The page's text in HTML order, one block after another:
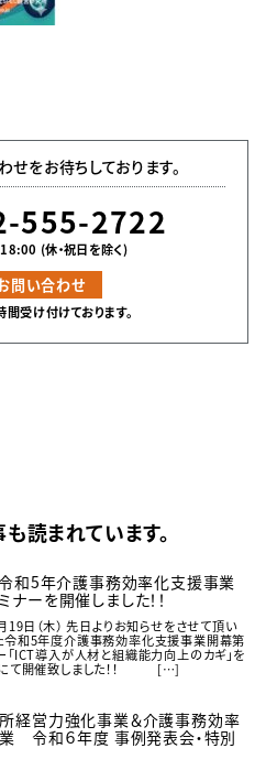
せをお待ちしております。
555-2722
(休・祝日を除く)
問い合わせ
受け付けております。
読まれています。
令和5年介護事務効率化支援事業
ナーを開催しました！！
日（木） 先日よりお知らせをさせて頂い
令和5年度介護事務効率化支援事業開幕第
「ICT導入が人材と組織能力向上のカギ」を
にて開催致しました！！ […]
経営力強化事業＆介護事務効率
令和６年度 事例発表会・特別